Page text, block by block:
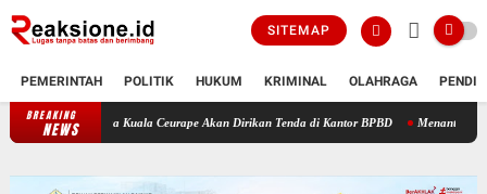
SITEMAP
PEMERINTAH POLITIK HUKUM KRIMINAL OLAHRAGA
BREAKING
NEWS
Warga Kuala Ceurape Akan Dirikan Tenda di Kantor BPBD Menanti Jadup Tak